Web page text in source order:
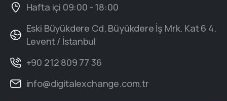
Hafta içi 09:00 - 18:00
Eski Büyükdere Cd. Büyükdere İş Mrk. Kat 6 4.
Levent / İstanbul
+90 212 809 77 36
info@digitalexchange.com.tr